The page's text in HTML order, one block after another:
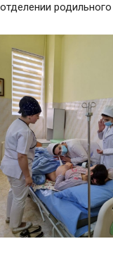
отделении